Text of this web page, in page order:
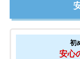
初
安心